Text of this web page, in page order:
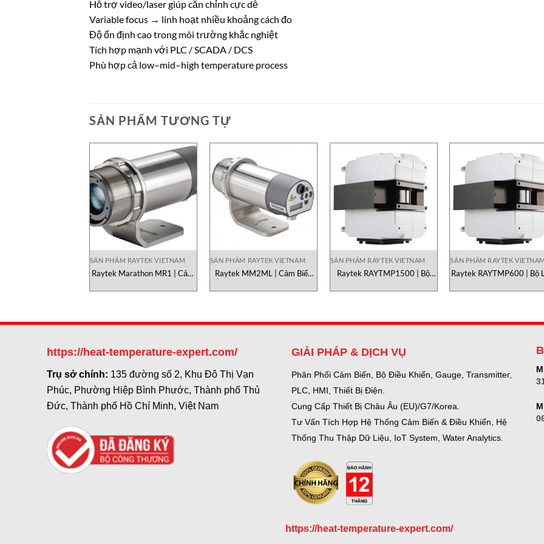
Hỗ trợ video/laser giúp căn chỉnh cực dễ
Variable focus → linh hoạt nhiều khoảng cách đo
Độ ổn định cao trong môi trường khắc nghiệt
Tích hợp mạnh với PLC / SCADA / DCS
Phù hợp cả low–mid–high temperature process
SẢN PHẨM TƯƠNG TỰ
SẢN PHẨM RAYTEK VIETNAM
Raytek Marathon MR1 | Cảm
Số (Ratio Pyrometer)
SẢN PHẨM RAYTEK VIETNAM
Raytek MM2ML | Cảm Biến
Trung (Medium Temperature
SẢN PHẨM RAYTEK VIETNAM
Raytek RAYTMP1500 | Bộ
Heavy-Duty Cho Furnace &
SẢN PHẨM RAYTEK VIETNAM
Raytek RAYTMP600 | Bộ
Heavy Duty
https://heat-temperature-expert.com/
Trụ sở chính: 135 đường số 2, Khu Đô Thị Vạn
Phúc, Phường Hiệp Bình Phước, Thành phố Thủ
Đức, Thành phố Hồ Chí Minh, Việt Nam
GIẢI PHÁP & DỊCH VỤ
Phân Phối Cảm Biến, Bộ Điều Khiển, Gauge, Transmitter,
PLC, HMI, Thiết Bị Điện.
Cung Cấp Thiết Bị Châu Âu (EU)/G7/Korea.
Tư Vấn Tích Hợp Hệ Thống Cảm Biến & Điều Khiển, Hệ
Thống Thu Thập Dữ Liệu, IoT System, Water Analytics.
https://heat-temperature-expert.com/